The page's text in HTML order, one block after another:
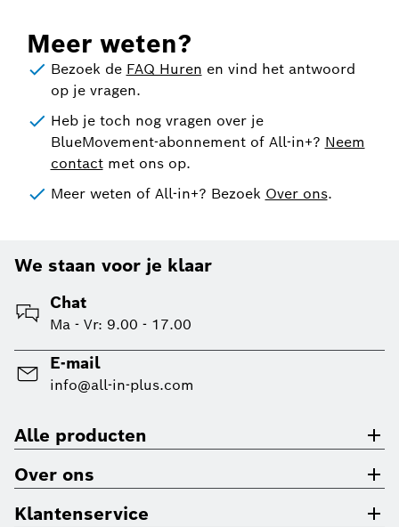
Meer weten?
Bezoek de FAQ Huren en vind het antwoord
op je vragen.
Heb je toch nog vragen over je
BlueMovement-abonnement of All-in+? Neem
contactmet ons op.
Meer weten of All-in+? Bezoek Over ons.
We staan voor je klaar
Chat
Ma - Vr: 9.00 - 17.00
E-mail
info@all-in-plus.com
Alle producten
Over ons
Klantenservice